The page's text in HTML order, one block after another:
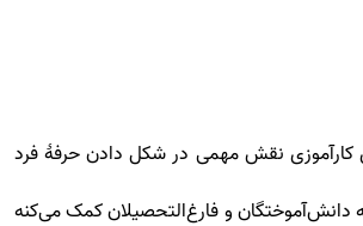
کارآموزی نقش مهمی در شکل دادن حرفۀ فرد
دانش‌آموختگان و فارغ‌التحصیلان کمک می‌کنه